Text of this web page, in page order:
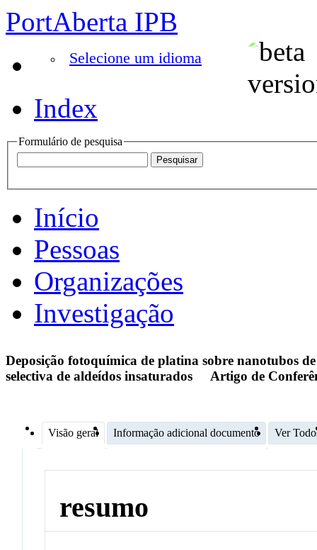
PortAberta IPB
Selecione um idioma
Index
Formulário de pesquisa
Início
Pessoas
Organizações
Investigação
Deposição fotoquímica de platina sobre nanotubos
selectiva de aldeídos insaturados
Artigo de
Visão geral Informação adicional documento Ver
resumo